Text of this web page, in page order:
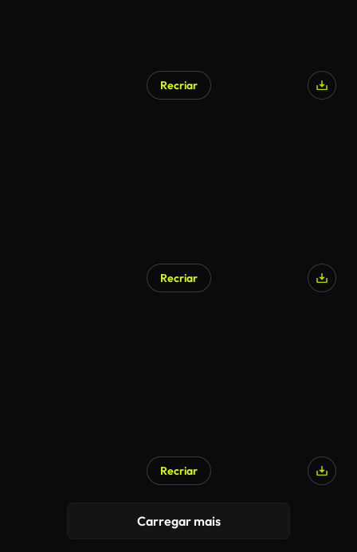
Recriar
Recriar
Recriar
Carregar mais